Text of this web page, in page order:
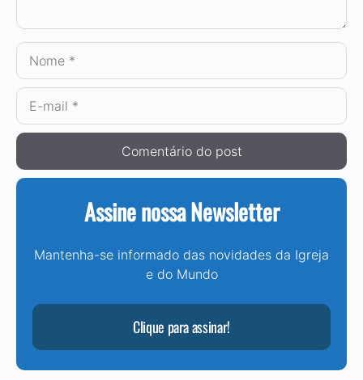
Nome
E-
mail
Assine nossa Newsletter
Mantenha-se informado das novidades da Igreja
e do Mundo
Clique para assinar!